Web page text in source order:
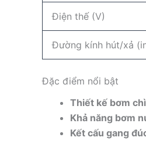
Điện thế (V)
Đường kính hút/xả
Đặc điểm nổi bật
Thiết kế bơm
Khả năng bơm
Kết cấu gang